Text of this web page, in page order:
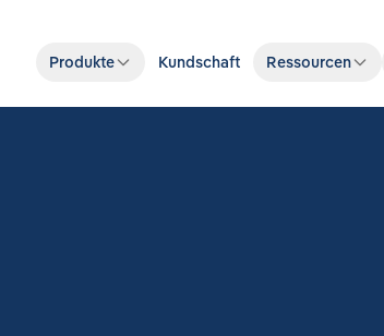
Produkte Kundschaft Ressourcen